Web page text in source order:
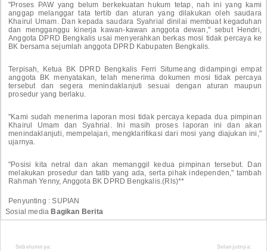
"Proses PAW yang belum berkekuatan hukum tetap, nah ini yang kami
anggap melanggar tata tertib dan aturan yang dilakukan oleh saudara
Khairul Umam. Dan kepada saudara Syahrial dinilai membuat kegaduhan
dan mengganggu kinerja kawan-kawan anggota dewan," sebut Hendri,
Anggota DPRD Bengkalis usai menyerahkan berkas mosi tidak percaya ke
BK bersama sejumlah anggota DPRD Kabupaten Bengkalis.
Terpisah, Ketua BK DPRD Bengkalis Ferri Situmeang didampingi empat
anggota BK menyatakan, telah menerima dokumen mosi tidak percaya
tersebut dan segera menindaklanjuti sesuai dengan aturan maupun
prosedur yang berlaku.
"Kami sudah menerima laporan mosi tidak percaya kepada dua pimpinan
Khairul Umam dan Syahrial. Ini masih proses laporan ini dan akan
menindaklanjuti, mempelajari, mengklarifikasi dari mosi yang diajukan ini,"
ujarnya.
"Posisi kita netral dan akan memanggil kedua pimpinan tersebut. Dan
melakukan prosedur dan tatib yang ada, serta pihak independen," tambah
Rahmah Yenny, Anggota BK DPRD Bengkalis.(Rls)**
Penyunting : SUPIAN
Sosial media Bagikan Berita
Sebelumnya: Selanjutnya: